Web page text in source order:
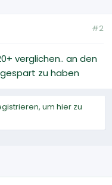
#2
verglichen.. an den
zu haben
um hier zu